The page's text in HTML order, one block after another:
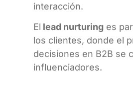
interacción.
El lead nurturing es
los clientes, donde el
decisiones en B2B se
influenciadores.